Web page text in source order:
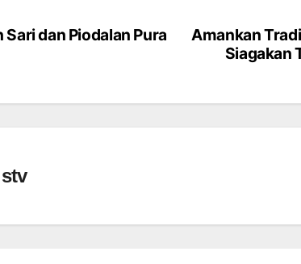
Amankan
Siagakan
dan Piodalan Pura